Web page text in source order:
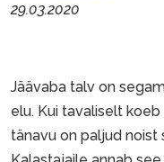
29.03.2020
Jäävaba talv on
elu. Kui tavaliselt koeb
tänavu on paljud noist